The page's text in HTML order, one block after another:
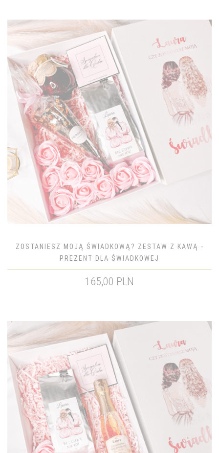
ZOSTANIESZ MOJĄ ŚWIADKOWĄ? ZESTAW Z KAWĄ -
PREZENT DLA ŚWIADKOWEJ
165,00 PLN